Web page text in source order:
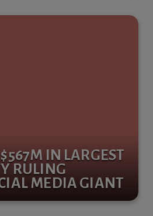
IN LARGEST
RULING
MEDIA GIANT